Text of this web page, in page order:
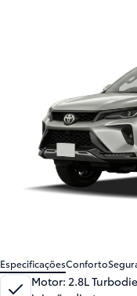
EspecificaçõesConforto
Motor: 2.8L